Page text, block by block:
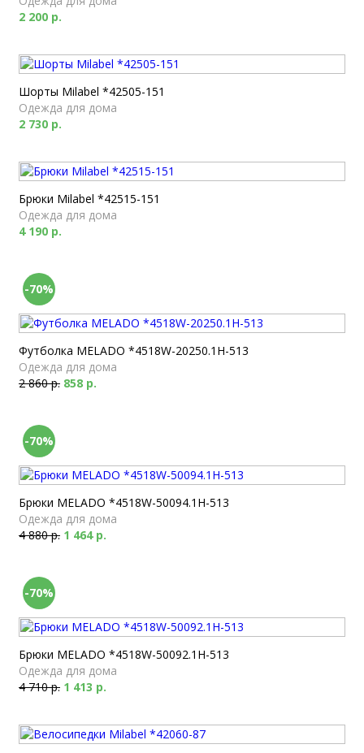
2 200 р.
Шорты Milabel *42505-151
Одежда для дома
2 730 р.
Брюки Milabel *42515-151
Одежда для дома
4 190 р.
-70%
Футболка MELADO *4518W-20250.1H-513
Одежда для дома
2 860 р. 858 р.
-70%
Брюки MELADO *4518W-50094.1H-513
Одежда для дома
4 880 р. 1 464 р.
-70%
Брюки MELADO *4518W-50092.1H-513
Одежда для дома
4 710 р. 1 413 р.